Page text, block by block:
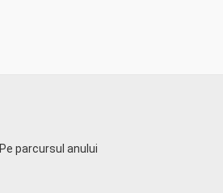
Pe parcursul anului